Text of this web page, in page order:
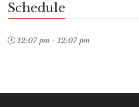
Schedule
12:07 pm - 12:07 pm